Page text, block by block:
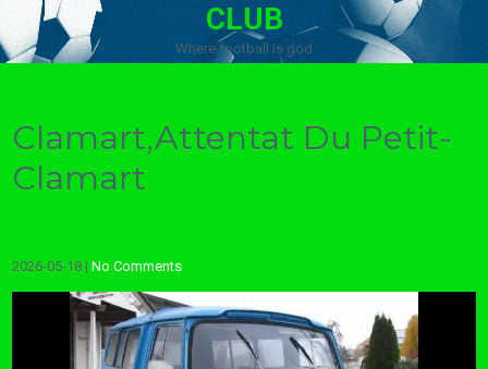
CLUB
Where football is god
Clamart,Attentat Du Petit-
Clamart
2026-05-18 |No Comments